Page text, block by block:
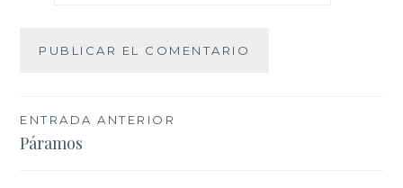
Navegación
de
ENTRADA ANTERIOR
Páramos